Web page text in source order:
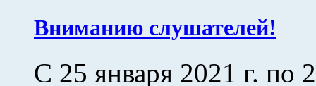
Вниманию слушателей!
С 25 января 2021 г. по